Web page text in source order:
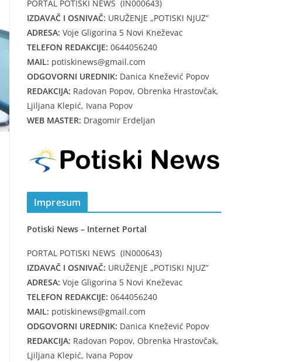
PORTAL POTISKI NEWS (IN000643)
IZDAVAČ I OSNIVAČ: URUŽENJE „POTISKI NJUZ“
ADRESA: Voje Gligorina 5 Novi Kneževac
TELEFON REDAKCIJE: 0644056240
MAIL: potiskinews@gmail.com
ODGOVORNI UREDNIK: Danica Knežević Popov
REDAKCIJA: Radovan Popov, Obrenka Hrastovčak,
Ljiljana Klepić, Ivana Popov
WEB MASTER: Dragomir Erdeljan
Impresum
Potiski News – Internet Portal
PORTAL POTISKI NEWS (IN000643)
IZDAVAČ I OSNIVAČ: URUŽENJE „POTISKI NJUZ“
ADRESA: Voje Gligorina 5 Novi Kneževac
TELEFON REDAKCIJE: 0644056240
MAIL: potiskinews@gmail.com
ODGOVORNI UREDNIK: Danica Knežević Popov
REDAKCIJA: Radovan Popov, Obrenka Hrastovčak,
Ljiljana Klepić, Ivana Popov